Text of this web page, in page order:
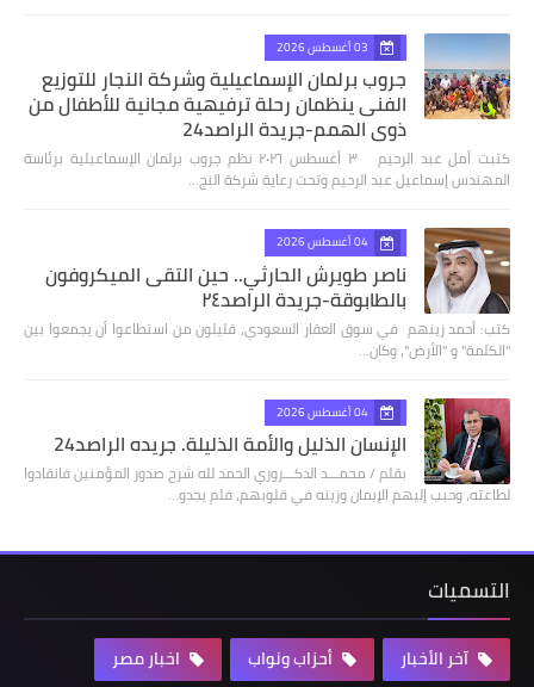
03 أغسطس 2026
جروب برلمان الإسماعيلية وشركة النجار للتوزيع
الفنى ينظمان رحلة ترفيهية مجانية للأطفال من
ذوي الهمم-جريدة الراصد24
كتبت أمل عبد الرحيم ٣ أغسطس ٢٠٢٦ نظم جروب برلمان الإسماعيلية برئاسة
المهندس إسماعيل عبد الرحيم وتحت رعاية شركة النج…
04 أغسطس 2026
ناصر طويرش الحارثي.. حين التقى الميكروفون
بالطابوقة-جريدة الراصد٢٤
كتب: أحمد زينهم في سوق العقار السعودي، قليلون من استطاعوا أن يجمعوا بين
"الكلمة" و "الأرض"، وكان…
04 أغسطس 2026
الإنسان الذليل والأمة الذليلة. جريده الراصد24
بقلم / محمـــد الدكـــروري الحمد لله شرح صدور المؤمنين فانقادوا
لطاعته، وحبب إليهم الإيمان وزينه في قلوبهم، فلم يجدو…
التسميات
آخر الأخبار أحزاب ونواب
اخبار مصر